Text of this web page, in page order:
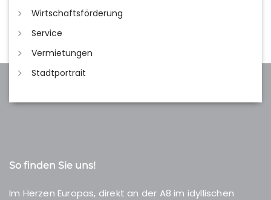
Wirtschaftsförderung
Service
Vermietungen
Stadtportrait
So finden Sie uns!
Im Herzen Europas, direkt an der A8 im idyllischen